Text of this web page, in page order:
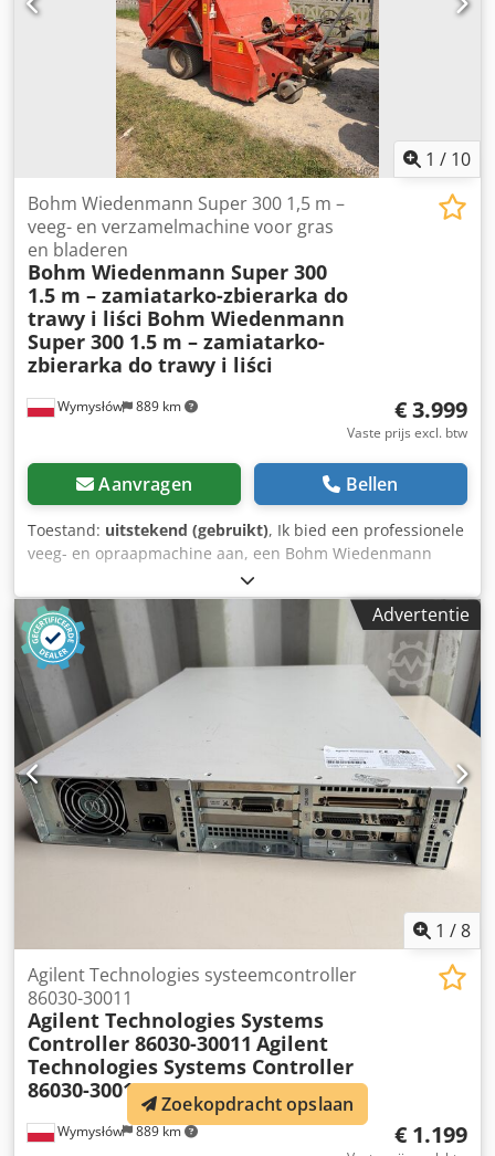
1 / 10
Wymysłów 889 km
Bohm Wiedenmann Super 300 1,5 m –
veeg- en verzamelmachine voor gras
en bladeren
Bohm Wiedenmann Super 300
1.5 m – zamiatarko-zbierarka do
trawy i liści Bohm Wiedenmann
Super 300 1.5 m – zamiatarko-
zbierarka do trawy i liści
€ 3.999
Vaste prijs excl. btw
Aanvragen Bellen
Toestand: uitstekend (gebruikt), Ik bied een professionele
veeg- en opraapmachine aan, een Bohm Wiedenmann
Super 300 met een werkbreedte van 1,5 m. Deze machine
is ontworpen voor het oprapen van gemaaid gras,
bladeren, takken, vilt na het doorprikken van de gazon en
ander vuil van groene gebieden, sportvelden, parken,
golfbanen en grote gazons. Het Super 300-model staat
bekend om zijn stevige constructie en hoge prestaties.
Technische gegevens: * Fabrikant: Bohm Wiedenmann
GmbH * Model: Super 300 1.5 * Bouwjaar: 1998 *
Werkbreedte: 1,5 m * Toelaatbaar totaal gewicht: 1450 kg
Dsdpfx Aozmhz Tsf Seck * Toelaatbare asbelasting: 1250 kg
* Toelaatbare druk op de trekhaak: 200 kg * Maximale
transportsnelheid: 40 km/u * Aftakas * Grote opvangbak *
Hydraulische bediening De machine vertoont visueel
Advertentie
1 /8
Wymysłów 889 km
Agilent Technologies systeemcontroller
86030-30011
Agilent Technologies Systems
Controller 86030-30011 Agilent
Technologies Systems Controller
86030-30011
€ 1.199
Zoekopdracht opslaan